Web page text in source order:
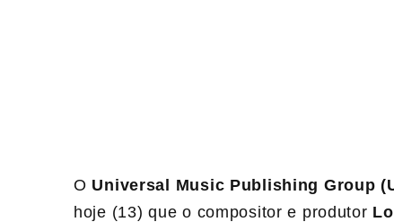
O Universal Music Publishing Group
hoje (13) que o compositor e produtor